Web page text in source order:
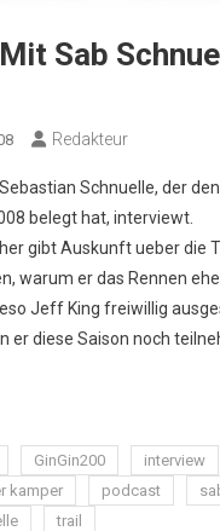
Sab
Redakteur
Schnuelle, der
belegt hat, interviewt.
gibt Auskunft ueber die
warum er das Rennen
Jeff King freiwillig
er diese Saison noch
GinGin200 interview
kamper podcast
trail